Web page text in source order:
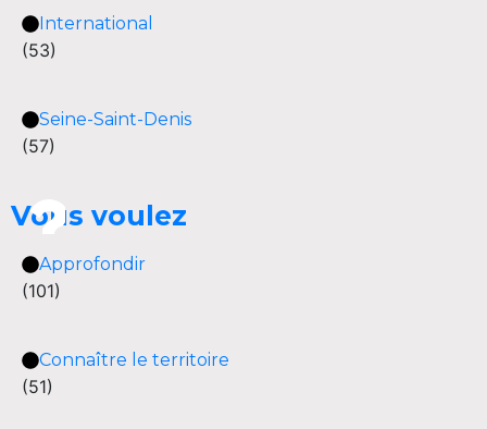
International
(53)
Seine-Saint-Denis
(57)
Vous voulez
Approfondir
(101)
Connaître le territoire
(51)